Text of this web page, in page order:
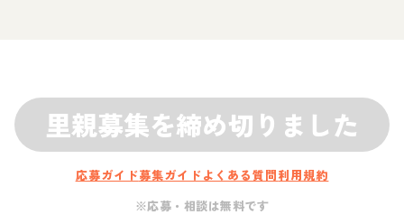
里親募集を締め切りました
応募ガイド募集ガイド よくある質問利用規約
※応募・相談は無料です